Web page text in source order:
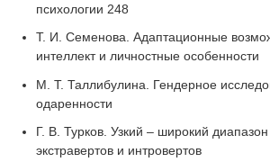
психологии 248
Т. И. Семенова. Адаптационные
интеллект и личностные особенности
М. Т. Таллибулина. Гендерное
одаренности
Г. В. Турков. Узкий – широкий диапазон
экстравертов и интровертов